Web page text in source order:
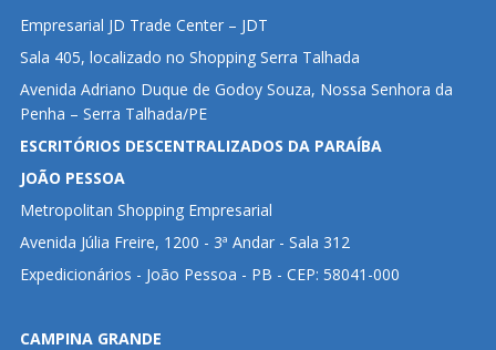
Empresarial JD Trade Center – JDT
Sala 405, localizado no Shopping Serra Talhada
Avenida Adriano Duque de Godoy Souza, Nossa Senhora da
Penha – Serra Talhada/PE
ESCRITÓRIOS DESCENTRALIZADOS DA PARAÍBA
JOÃO PESSOA
Metropolitan Shopping Empresarial
Avenida Júlia Freire, 1200 - 3ª Andar - Sala 312
Expedicionários - João Pessoa - PB - CEP: 58041-000
CAMPINA GRANDE